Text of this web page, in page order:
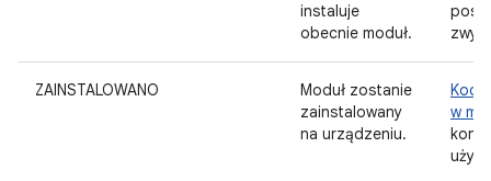
instaluje
obecnie moduł.
ZAINSTALOWANO
Moduł zostanie
zainstalowany
na urządzeniu.
Kod
w